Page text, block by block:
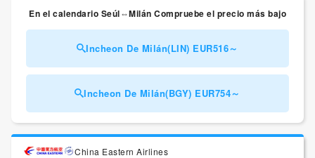
En el calendario Seúl⇔Milán Compruebe el precio más bajo
Incheon De Milán(LIN) EUR516～
Incheon De Milán(BGY) EUR754～
China Eastern Airlines